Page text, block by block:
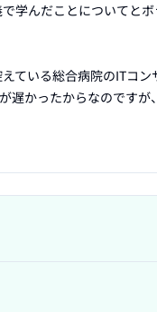
学んだことについてと
ている総合病院のITコ
遅かったからなのですが